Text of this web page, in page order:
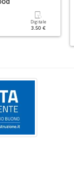
Digitale
3.50 €